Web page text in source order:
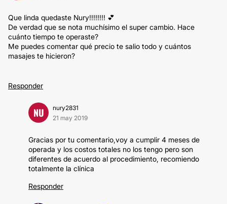
Que linda quedaste Nury!!!!!!!! 💕
De verdad que se nota muchísimo el super cambio. Hace
cuánto tiempo te operaste?
Me puedes comentar qué precio te salio todo y cuántos
masajes te hicieron?
Responder
NU
nury2831
21 may 2019
Gracias por tu comentario,voy a cumplir 4 meses de
operada y los costos totales no los tengo pero son
diferentes de acuerdo al procedimiento, recomiendo
totalmente la clínica
Responder